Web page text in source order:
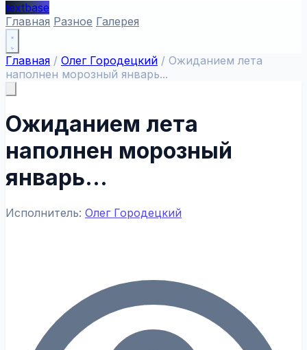
textbase
Главная Разное Галерея
Главная / Олег Городецкий / Ожиданием лета
наполнен морозный январь...
Ожиданием лета
наполнен морозный
январь...
Исполнитель: Олег Городецкий